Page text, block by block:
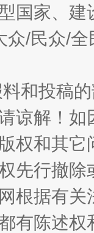
如何以
国家、
众/民众/
和投稿
谅解！
权和其它
先行撤
根据有
有陈述